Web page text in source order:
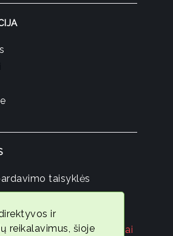
ir
reikalavimus, šioje
taisyklės
politika
nemokamai konsultacijai